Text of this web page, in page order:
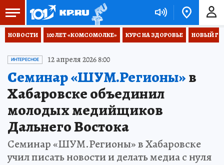
НОВОСТИ 100 ЛЕТ «КОМСОМОЛКЕ» КУРС НА ЗДОРОВЬЕ НОВЫЙ
ИНТЕРЕСНОЕ 12 апреля 2026 8:00
Семинар «ШУМ.Регионы»в
Хабаровске объединил
молодых медийщиков
Дальнего Востока
Семинар «ШУМ.Регионы» в Хабаровске
учил писать новости и делать медиа с нуля